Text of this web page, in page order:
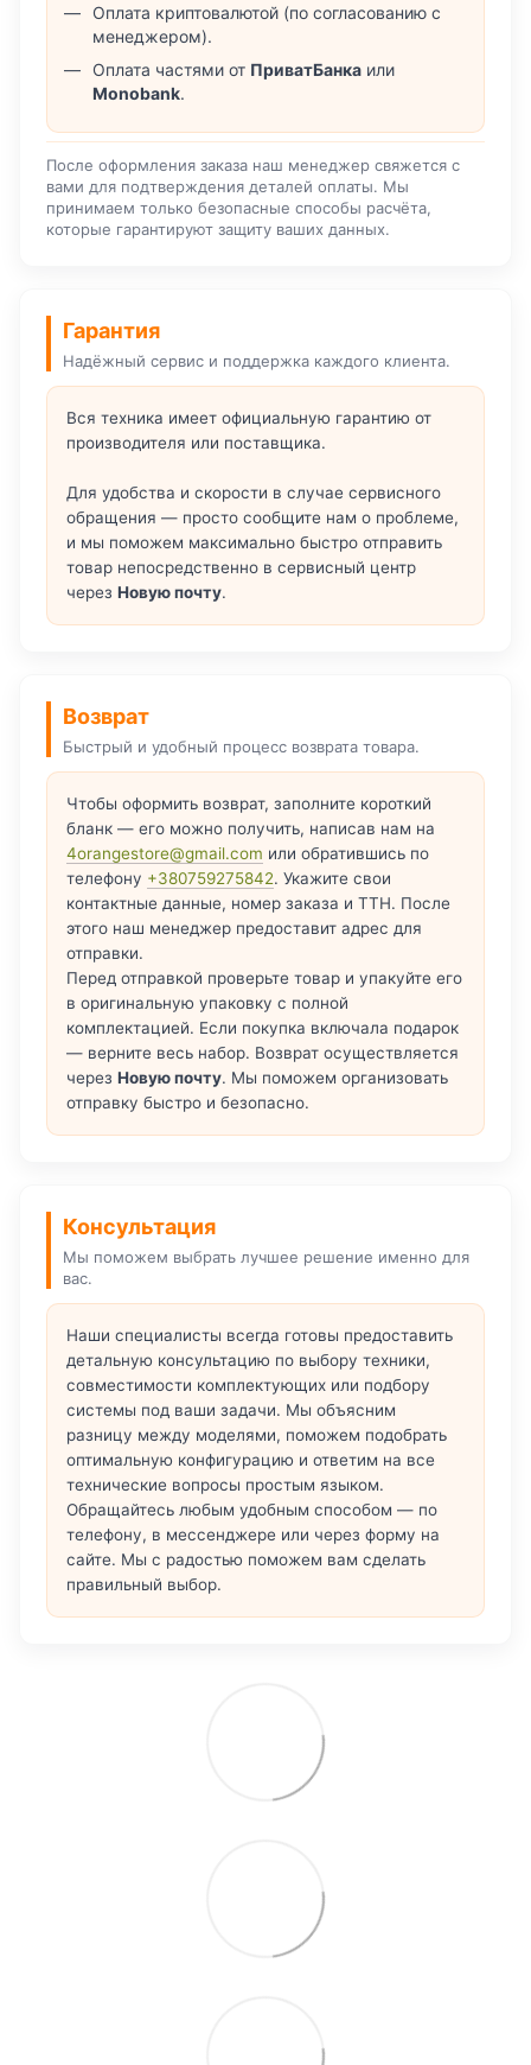
Оплата криптовалютой (по согласованию с
менеджером).
Оплата частями от ПриватБанка или
Monobank.
После оформления заказа наш менеджер свяжется с
вами для подтверждения деталей оплаты. Мы
принимаем только безопасные способы расчёта,
которые гарантируют защиту ваших данных.
Гарантия
Надёжный сервис и поддержка каждого клиента.
Вся техника имеет официальную гарантию от
производителя или поставщика.
Для удобства и скорости в случае сервисного
обращения — просто сообщите нам о проблеме,
и мы поможем максимально быстро отправить
товар непосредственно в сервисный центр
через Новую почту.
Возврат
Быстрый и удобный процесс возврата товара.
Чтобы оформить возврат, заполните короткий
бланк — его можно получить, написав нам на
4orangestore@gmail.com или обратившись по
телефону +380759275842. Укажите свои
контактные данные, номер заказа и ТТН. После
этого наш менеджер предоставит адрес для
отправки.
Перед отправкой проверьте товар и упакуйте его
в оригинальную упаковку с полной
комплектацией. Если покупка включала подарок
— верните весь набор. Возврат осуществляется
через Новую почту. Мы поможем организовать
отправку быстро и безопасно.
Консультация
Мы поможем выбрать лучшее решение именно для
вас.
Наши специалисты всегда готовы предоставить
детальную консультацию по выбору техники,
совместимости комплектующих или подбору
системы под ваши задачи. Мы объясним
разницу между моделями, поможем подобрать
оптимальную конфигурацию и ответим на все
технические вопросы простым языком.
Обращайтесь любым удобным способом — по
телефону, в мессенджере или через форму на
сайте. Мы с радостью поможем вам сделать
правильный выбор.